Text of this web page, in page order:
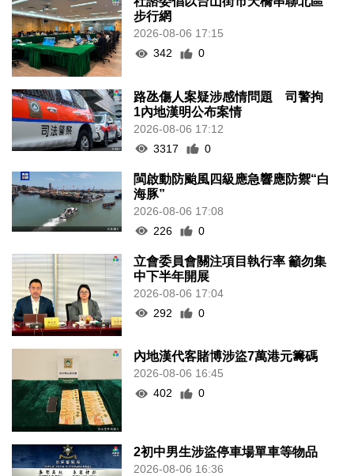
步行網
2026-08-06 17:15
342
0
路氹傷人案疑涉感情問題 司警拘
1內地漢明公布案情
2026-08-06 17:12
3317
0
閩啟動防颱風四級應急響應防禦“白
海豚”
2026-08-06 17:08
226
0
立會委員會關注項目執行率 籲勿集
中下半年開展
2026-08-06 17:04
292
0
內地漢代客賭博涉盜7萬港元籌碼
2026-08-06 16:45
402
0
2初中男生涉盜停車場單車等物品
2026-08-06 16:36